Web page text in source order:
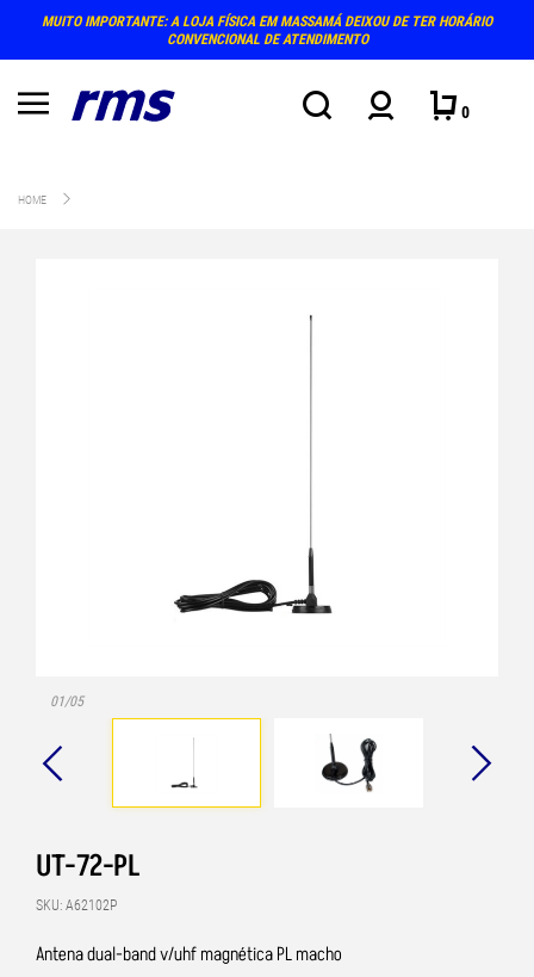
MUITO IMPORTANTE: A LOJA FÍSICA EM MASSAMÁ DEIXOU DE TER HORÁRIO
CONVENCIONAL DE ATENDIMENTO
0
HOME
01/05
UT-72-PL
SKU: A62102P
Antena dual-band v/uhf magnética PL macho